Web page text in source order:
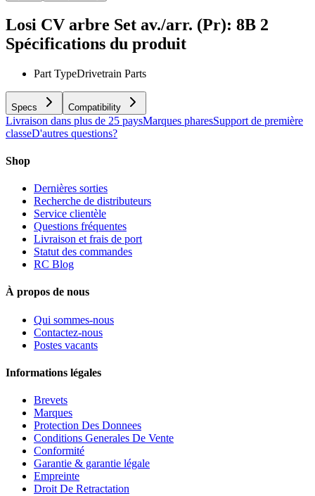
Losi CV arbre Set av./arr. (Pr): 8B 2
Spécifications du produit
Part TypeDrivetrain Parts
Specs Compatibility
Livraison dans plus de 25 paysMarques pharesSupport de première
classeD'autres questions?
Shop
Dernières sorties
Recherche de distributeurs
Service clientèle
Questions fréquentes
Livraison et frais de port
Statut des commandes
RC Blog
À propos de nous
Qui sommes-nous
Contactez-nous
Postes vacants
Informations légales
Brevets
Marques
Protection Des Donnees
Conditions Generales De Vente
Conformité
Garantie & garantie légale
Empreinte
Droit De Retractation